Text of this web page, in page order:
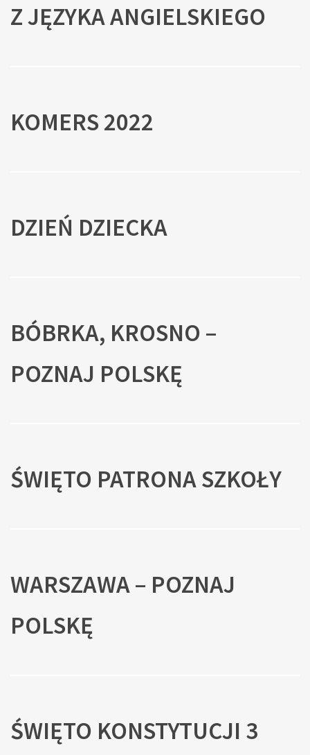
Z JĘZYKA ANGIELSKIEGO
KOMERS 2022
DZIEŃ DZIECKA
BÓBRKA, KROSNO –
POZNAJ POLSKĘ
ŚWIĘTO PATRONA SZKOŁY
WARSZAWA – POZNAJ
POLSKĘ
ŚWIĘTO KONSTYTUCJI 3